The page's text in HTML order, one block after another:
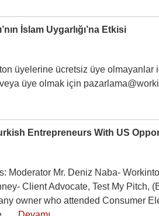
İslam Uygarlığı’na Etkisi
üyelerine ücretsiz üye olmayanlar
üye olmak için
Entrepreneurs With US
Moderator Mr. Deniz Naba-
Client Advocate, Test My Pitch,
owner who attended Consumer